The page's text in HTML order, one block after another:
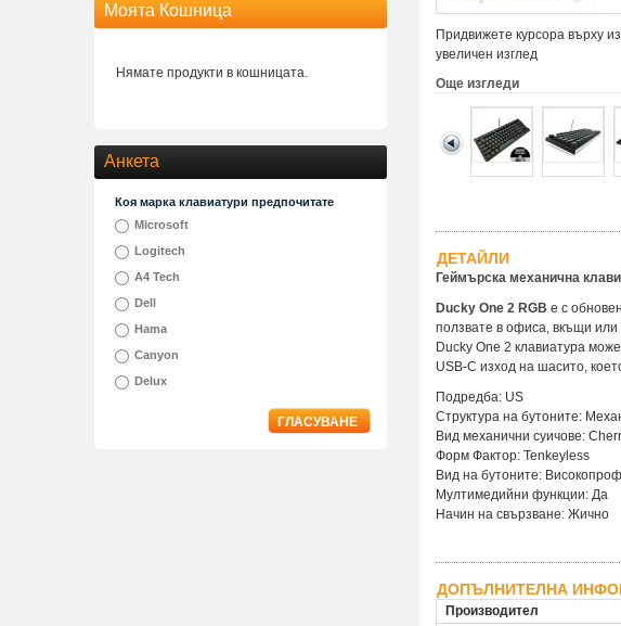
Придвижете курсора върху
увеличен изглед
Още изгледи
ДЕТАЙЛИ
Геймърска механична
Ducky One 2 RGB е с
ползвате в офиса, вкъщи или
Ducky One 2 клавиатура
USB-C изход на шасито,
Подредба: US
Структура на бутоните:
Вид механични суичове:
Форм Фактор: Tenkeyless
Вид на бутоните:
Мултимедийни функции: Да
Начин на свързване: Жично
ДОПЪЛНИТЕЛНА
Производител
Моята Кошница
Нямате продукти в кошницата.
Анкета
Коя марка клавиатури предпочитате
Microsoft
Logitech
A4 Tech
Dell
Hama
Canyon
Delux
ГЛАСУВАНЕ